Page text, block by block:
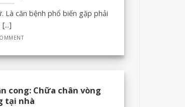
Là căn bệnh phổ biến gặp phải
[...]
cong: Chữa chân vòng
tại nhà